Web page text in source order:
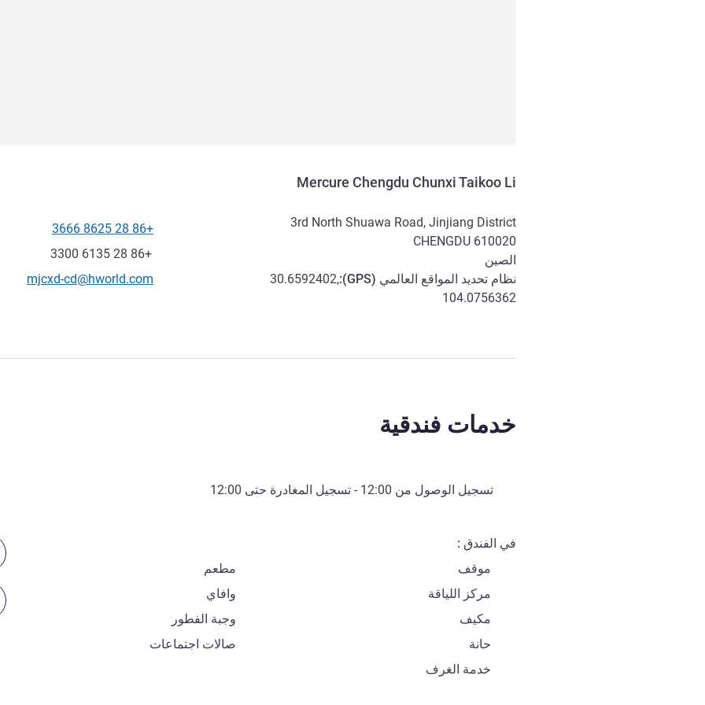
Mercure Chengdu Chunxi Taikoo Li
3rd North Shuawa Road, Jinjiang District
610020
CHENGDU
الصين
نظام تحديد المواقع العالمي (GPS
):
30.6592402,
104.0756362
الهاتف
+86 28 8625 3666
فاكس
+86 28 6135 3300
تواصل معنا عبر البريد
mjcxd-cd@hworld.com
خدمات فندقية
تسجيل الوصول من 12:00 - تسجيل المغادرة حتى 12:00
في الفندق
موقف
مطعم
مركز اللياقة
وافاي
مكيف
وجبة الفطور
حانة
صالات اجتماعات
خدمة الغرف